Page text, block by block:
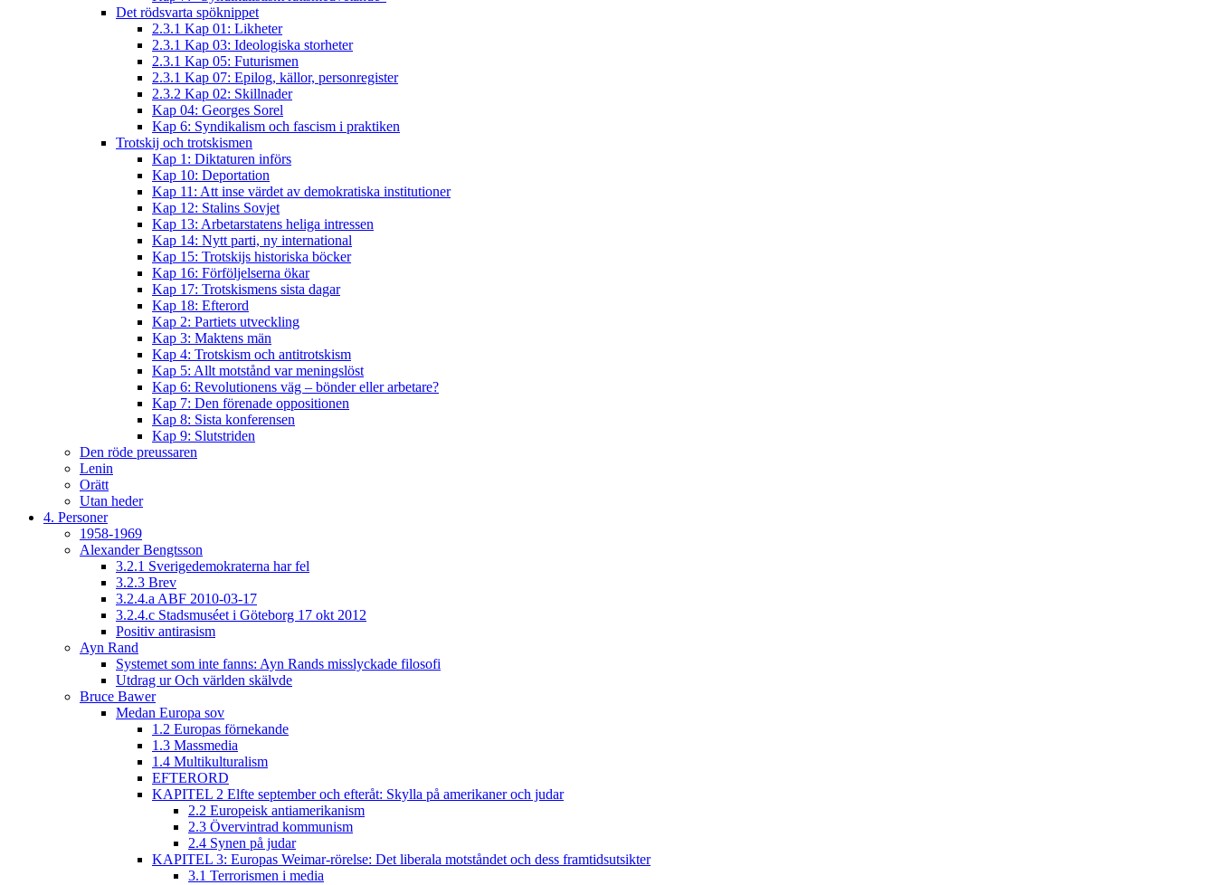
Det rödsvarta spöknippet
2.3.1 Kap 01: Likheter
2.3.1 Kap 03: Ideologiska storheter
2.3.1 Kap 05: Futurismen
2.3.1 Kap 07: Epilog, källor, personregister
2.3.2 Kap 02: Skillnader
Kap 04: Georges Sorel
Kap 6: Syndikalism och fascism i praktiken
Trotskij och trotskismen
Kap 1: Diktaturen införs
Kap 10: Deportation
Kap 11: Att inse värdet av demokratiska institutioner
Kap 12: Stalins Sovjet
Kap 13: Arbetarstatens heliga intressen
Kap 14: Nytt parti, ny international
Kap 15: Trotskijs historiska böcker
Kap 16: Förföljelserna ökar
Kap 17: Trotskismens sista dagar
Kap 18: Efterord
Kap 2: Partiets utveckling
Kap 3: Maktens män
Kap 4: Trotskism och antitrotskism
Kap 5: Allt motstånd var meningslöst
Kap 6: Revolutionens väg – bönder eller arbetare?
Kap 7: Den förenade oppositionen
Kap 8: Sista konferensen
Kap 9: Slutstriden
Den röde preussaren
Lenin
Orätt
Utan heder
4. Personer
1958-1969
Alexander Bengtsson
3.2.1 Sverigedemokraterna har fel
3.2.3 Brev
3.2.4.a ABF 2010-03-17
3.2.4.c Stadsmuséet i Göteborg 17 okt 2012
Positiv antirasism
Ayn Rand
Systemet som inte fanns: Ayn Rands misslyckade filosofi
Utdrag ur Och världen skälvde
Bruce Bawer
Medan Europa sov
1.2 Europas förnekande
1.3 Massmedia
1.4 Multikulturalism
EFTERORD
KAPITEL 2 Elfte september och efteråt: Skylla på amerikaner och judar
2.2 Europeisk antiamerikanism
2.3 Övervintrad kommunism
2.4 Synen på judar
KAPITEL 3: Europas Weimar-rörelse: Det liberala motståndet och dess framtidsutsikter
3.1 Terrorismen i media